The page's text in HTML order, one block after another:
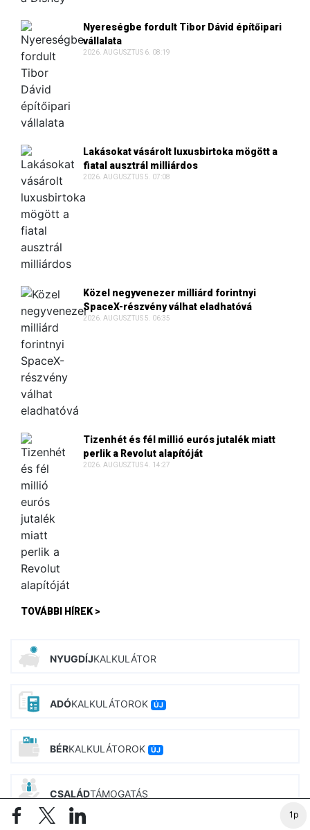
1p
Nyereségbe fordult Tibor Dávid építőipari
vállalata
2026. AUGUSZTUS 6. 08:19
Lakásokat vásárolt luxusbirtoka mögött a
fiatal ausztrál milliárdos
2026. AUGUSZTUS 5. 07:08
Közel negyvenezer milliárd forintnyi
SpaceX-részvény válhat eladhatóvá
2026. AUGUSZTUS 5. 06:35
Tizenhét és fél millió eurós jutalék miatt
perlik a Revolut alapítóját
2026. AUGUSZTUS 4. 14:27
TOVÁBBI HÍREK >
NYUGDÍJKALKULÁTOR
ADÓKALKULÁTOROK ÚJ
BÉRKALKULÁTOROK ÚJ
CSALÁDTÁMOGATÁS